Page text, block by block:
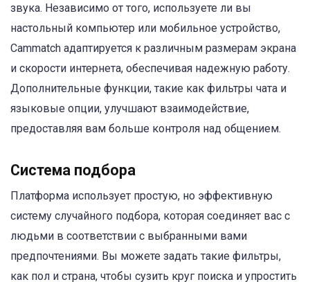
звука. Независимо от того, используете ли вы
настольный компьютер или мобильное устройство,
Cammatch адаптируется к различным размерам экрана
и скорости интернета, обеспечивая надежную работу.
Дополнительные функции, такие как фильтры чата и
языковые опции, улучшают взаимодействие,
предоставляя вам больше контроля над общением.
Система подбора
Платформа использует простую, но эффективную
систему случайного подбора, которая соединяет вас с
людьми в соответствии с выбранными вами
предпочтениями. Вы можете задать такие фильтры,
как пол и страна, чтобы сузить круг поиска и упростить